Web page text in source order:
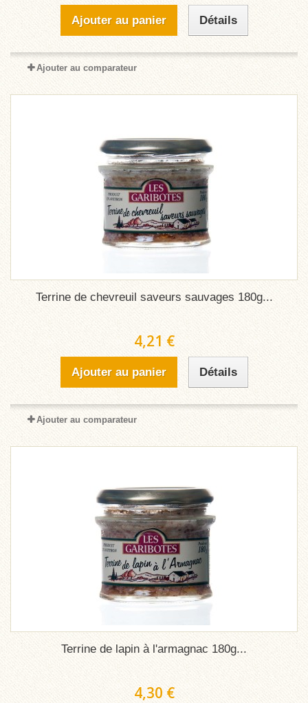
Ajouter au panier Détails
Ajouter au comparateur
Terrine de chevreuil saveurs sauvages 180g...
4,21 €
Ajouter au panier Détails
Ajouter au comparateur
Terrine de lapin à l'armagnac 180g...
4,30 €